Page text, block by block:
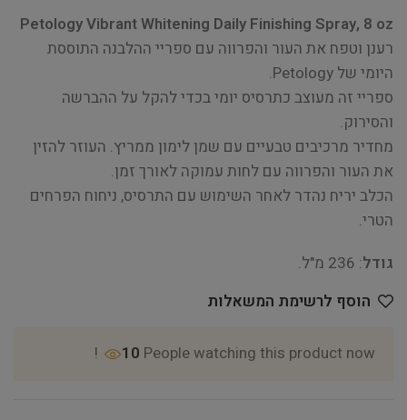
Petology Vibrant Whitening Daily Finishing Spray, 8 oz
רענן וטפח את העור והפרווה עם ספריי ההלבנה התוססת
היומי של Petology.
ספריי זה מעוצב כתרסיס יומי בכדי להקל על ההברשה
והסירוק.
מחדיר מרכיבים טבעיים עם שמן לימון ממריץ. העוזר להזין
את העור והפרווה עם לחות עמוקה לאורך זמן.
הכלב יריח נהדר לאחר השימוש עם התרסיס, ניחוח הפרחים
הטרי.
גודל: 236 מ"ל.
הוסף לרשימת המשאלות
10 People watching this product now!